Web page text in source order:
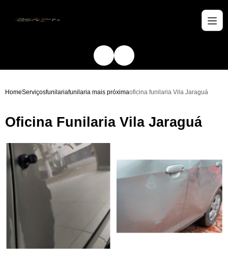
HomeServiçosfunilariafunilaria mais próximaoficina funilaria Vila Jaraguá
Oficina Funilaria Vila Jaraguá